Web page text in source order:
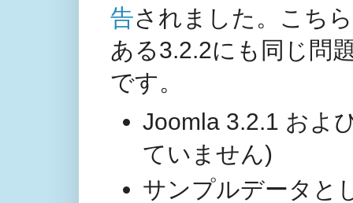
告されました。こち
ある3.2.2にも同じ問
です。
Joomla 3.2.1 およ
ていません)
サンプルデータと